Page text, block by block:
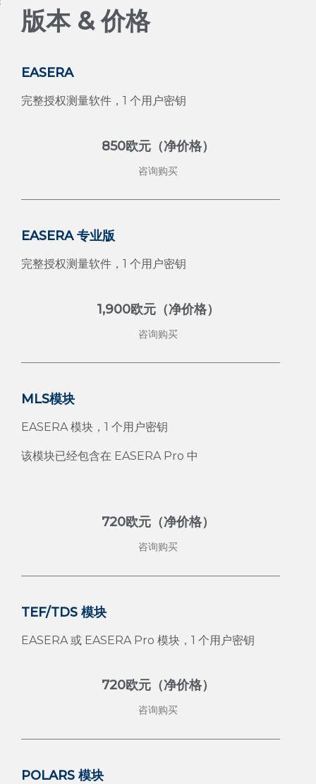
版本 & 价格
EASERA
完整授权测量软件，1 个用户密钥
850欧元（净价格）
咨询购买
EASERA 专业版
完整授权测量软件，1 个用户密钥
1,900欧元（净价格）
咨询购买
MLS模块
EASERA 模块，1 个用户密钥
该模块已经包含在 EASERA Pro 中
720欧元（净价格）
咨询购买
TEF/TDS 模块
EASERA 或 EASERA Pro 模块，1 个用户密钥
720欧元（净价格）
咨询购买
POLARS 模块